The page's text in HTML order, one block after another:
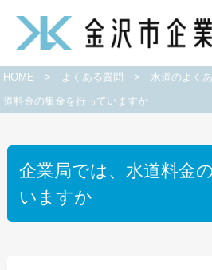
HOME > よくある質問 > 水道のよく
道料金の集金を行っていますか
企業局では、水道料金
いますか